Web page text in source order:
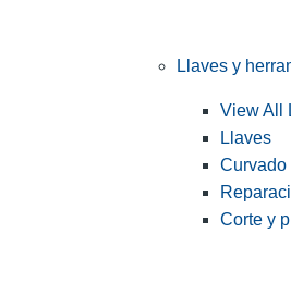
Llaves y
View All
Llaves
Curvado
Corte y